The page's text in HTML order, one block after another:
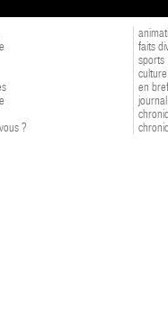
?
faits
sports
culture
en bref